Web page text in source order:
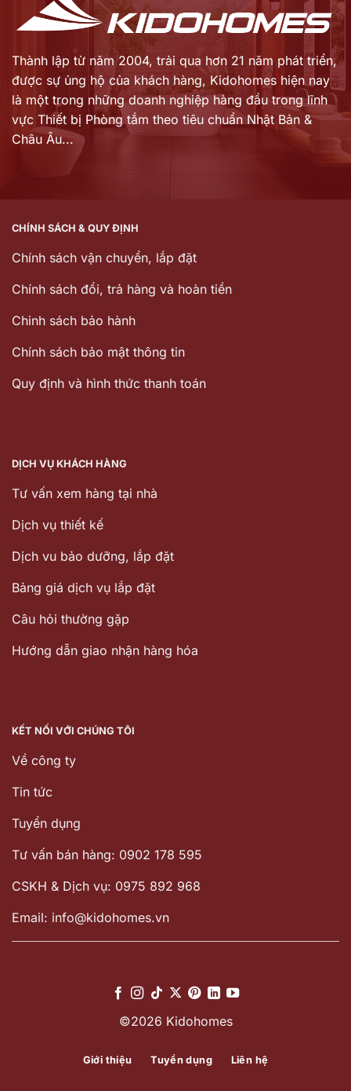
Thành lập từ năm 2004, trải qua hơn 21 năm phát triển,
được sự ủng hộ của khách hàng, Kidohomes hiện nay
là một trong những doanh nghiệp hàng đầu trong lĩnh
vực Thiết bị Phòng tắm theo tiêu chuẩn Nhật Bản &
Châu Âu...
CHÍNH SÁCH & QUY ĐỊNH
Chính sách vận chuyển, lắp đặt
Chính sách đổi, trả hàng và hoàn tiền
Chinh sách bảo hành
Chính sách bảo mật thông tin
Quy định và hình thức thanh toán
DỊCH VỤ KHÁCH HÀNG
Tư vấn xem hàng tại nhà
Dịch vụ thiết kế
Dịch vu bảo dưỡng, lắp đặt
Bảng giá dịch vụ lắp đặt
Câu hỏi thường gặp
Hướng dẫn giao nhận hàng hóa
KẾT NỐI VỚI CHÚNG TÔI
Về công ty
Tin tức
Tuyển dụng
Tư vấn bán hàng: 0902 178 595
CSKH & Dịch vụ: 0975 892 968
Email: info@kidohomes.vn
©2026 Kidohomes
Giới thiệu Tuyển dụng Liên hệ